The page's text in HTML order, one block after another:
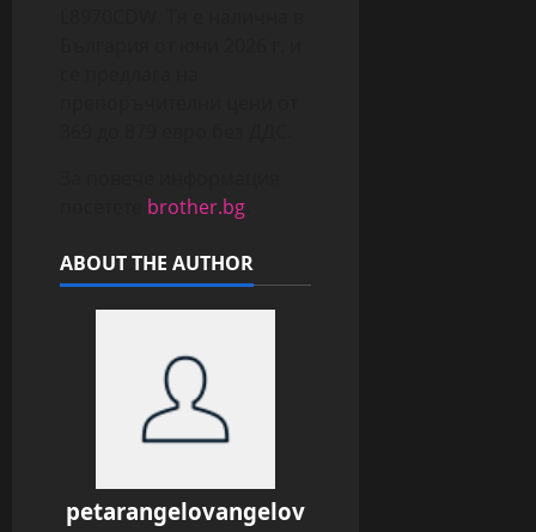
brother.bg
ABOUT THE AUTHOR
petarangelovangelov